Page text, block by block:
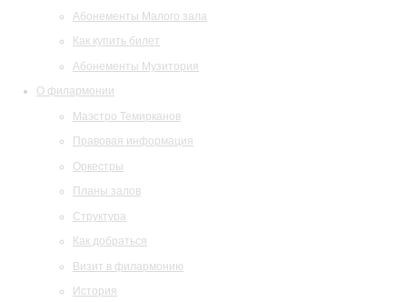
Абонементы Малого зала
Как купить билет
Абонементы Музитория
О филармонии
Маэстро Темирканов
Правовая информация
Оркестры
Планы залов
Структура
Как добраться
Визит в филармонию
История